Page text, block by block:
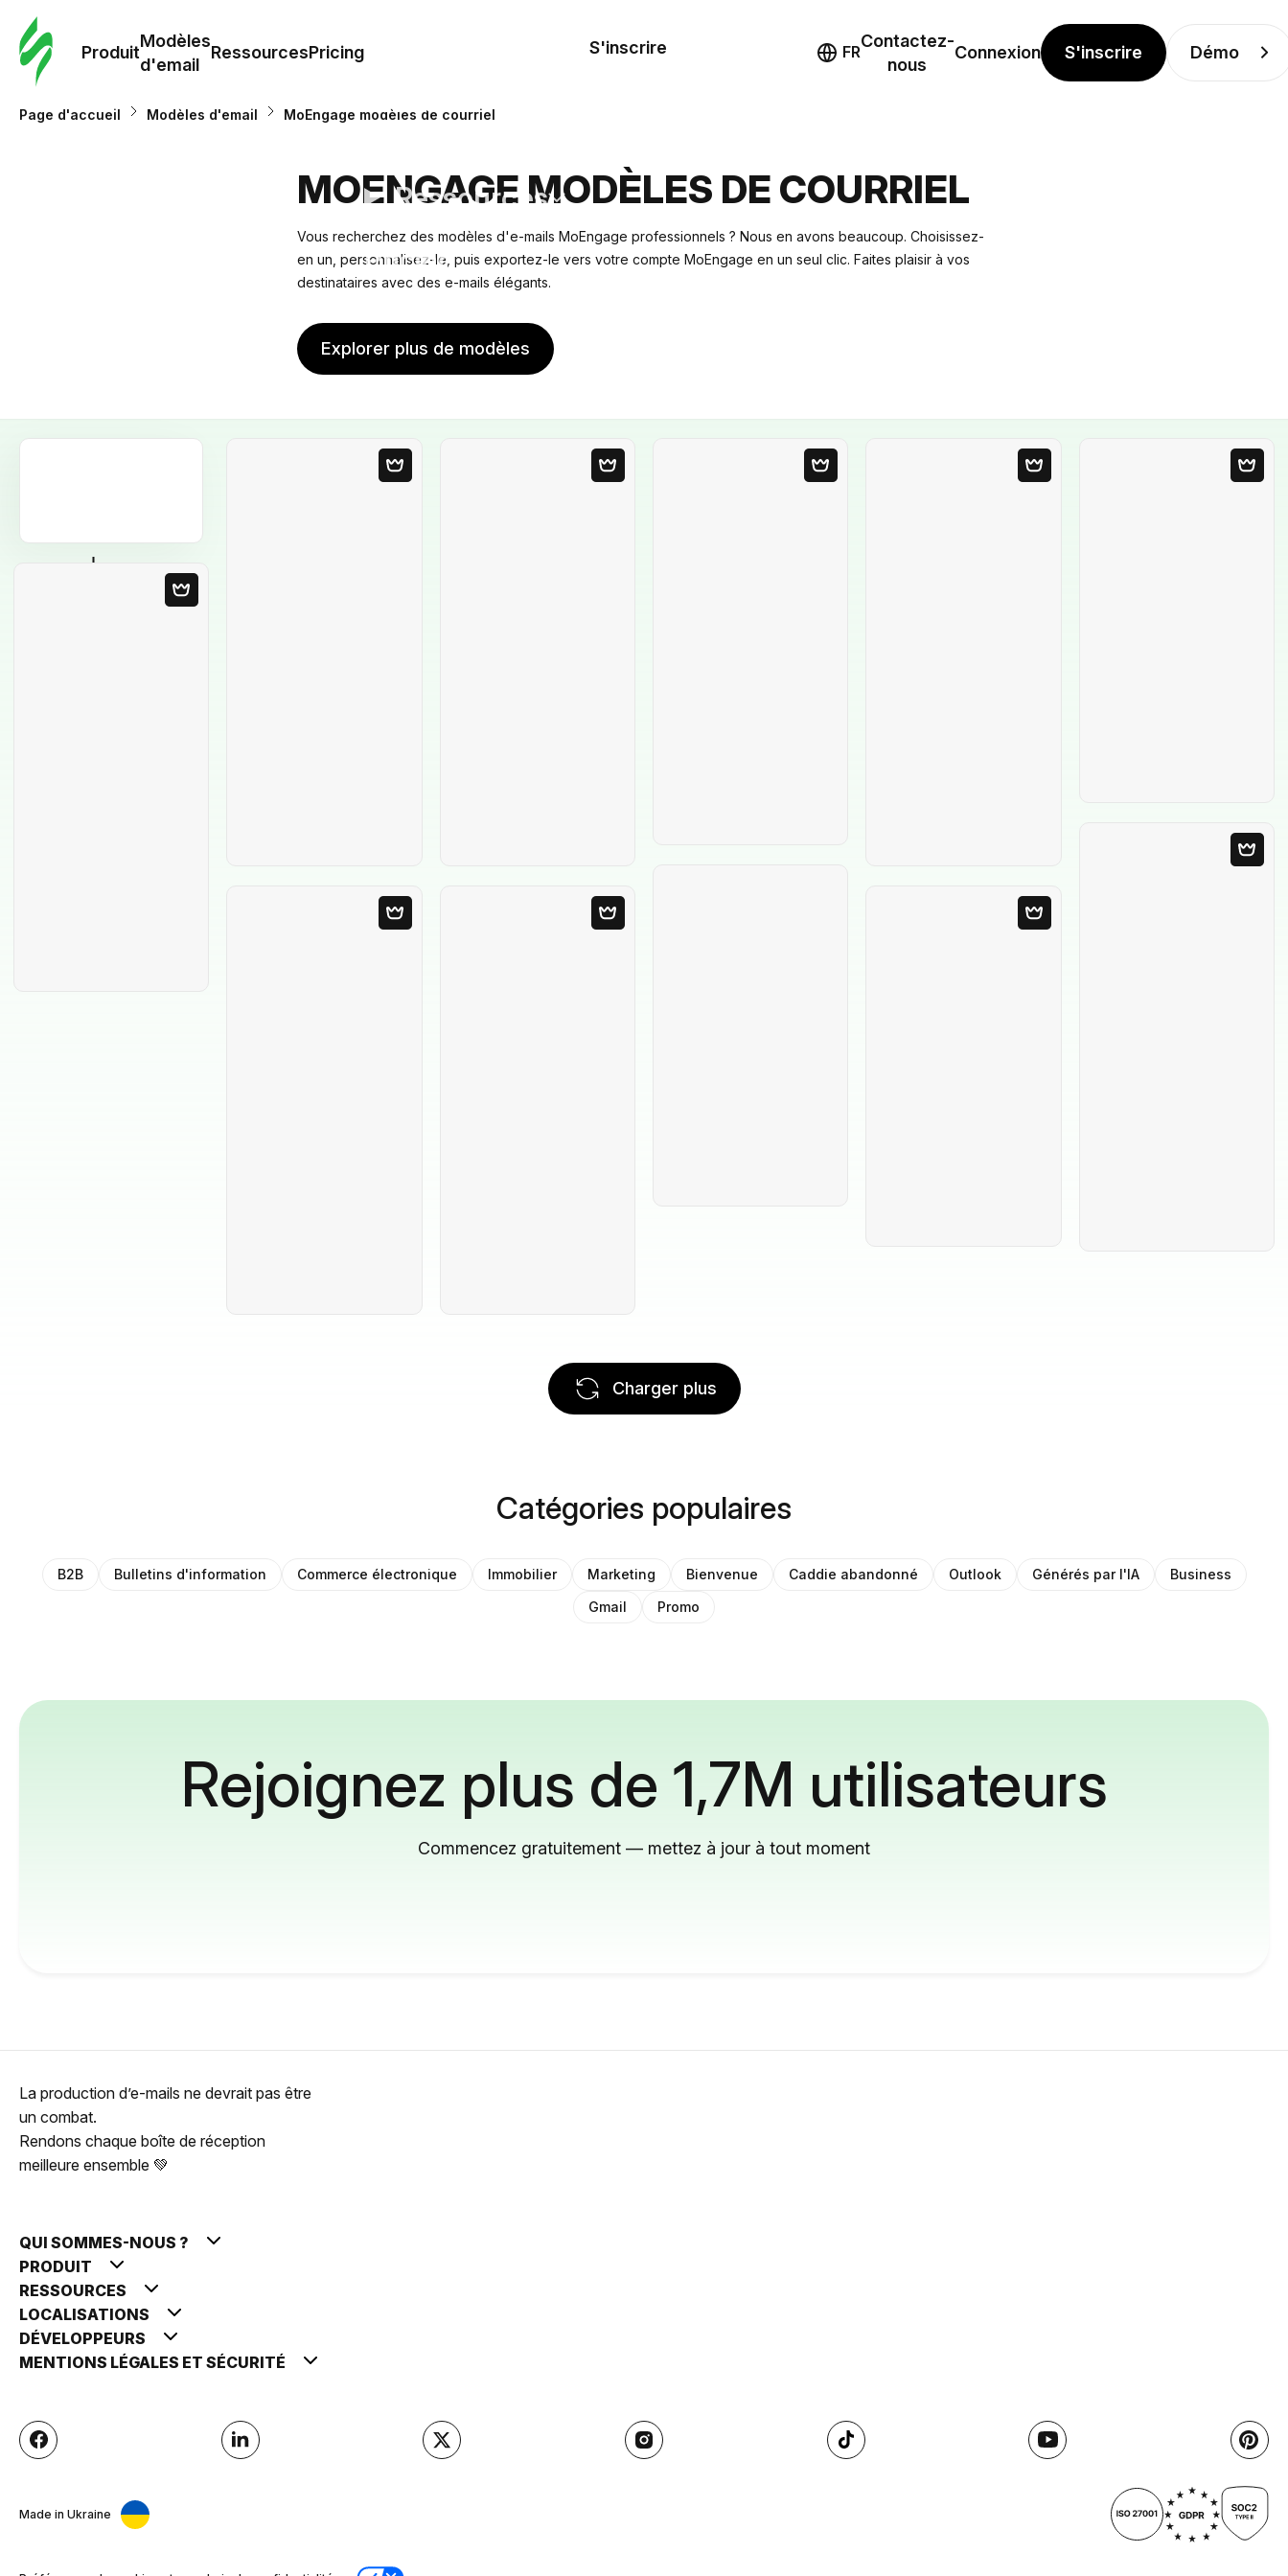
Produit
Modèles
d'email
RessourcesPricing
Modèles
Ressources
Pricing
S'inscrire FR
Contactez-
nous
Connexion S'inscrire Démo
Page d'accueil Modèles d'email MoEngage modèles de courriel
MOENGAGE MODÈLES DE COURRIEL
Vous recherchez des modèles d'e-mails MoEngage professionnels ? Nous en avons beaucoup. Choisissez-
en un, personnalisez-le, puis exportez-le vers votre compte MoEngage en un seul clic. Faites plaisir à vos
destinataires avec des e-mails élégants.
Explorer plus de modèles
Charger plus
Catégories populaires
B2B Bulletins d'information Commerce électronique Immobilier Marketing Bienvenue Caddie abandonné Outlook Générés par l'IA
Business
Gmail
Promo
Rejoignez plus de 1,7M utilisateurs
Commencez gratuitement — mettez à jour à tout moment
La production d’e-mails ne devrait pas être
un combat.
Rendons chaque boîte de réception
meilleure ensemble 💚
QUI SOMMES-NOUS ?
PRODUIT
RESSOURCES
LOCALISATIONS
DÉVELOPPEURS
MENTIONS LÉGALES ET SÉCURITÉ
Made in Ukraine